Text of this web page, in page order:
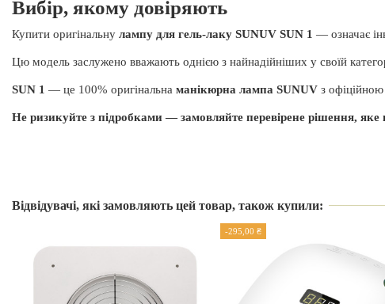
Вибір, якому довіряють
Купити оригінальну лампу для гель-лаку SUNUV SUN 1 — означає
Цю модель заслужено вважають однією з найнадійніших у своїй
SUN 1 — це 100% оригінальна манікюрна лампа SUNUV з
Не ризикуйте з підробками — замовляйте перевірене рішення, яке
Країна виробник
Потужність
Так, SUN 1 — офіційна модель бренду SUNUV. Ми отримуємо
Обидві моделі оснащені 30 діодами, але SUN 1 працює на повній
високому навантаженні.
SUN 1 SE — полегшена версія зі зменшеною потужністю та
використання та початківців.
Чим SUN 1 відрізняється від інших ламп серії?
Хоча всі лампи працюють у щадному режимі з потужністю до 48 Вт,
Відвідувачі, які замовляють цей товар, також купили:
-295,00 ₴